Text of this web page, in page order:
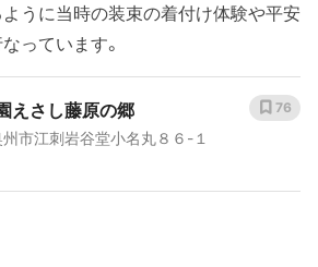
うに当時の装束の着付け体験や平安
っています。
えさし藤原の郷
市江刺岩谷堂小名丸８６-１
76